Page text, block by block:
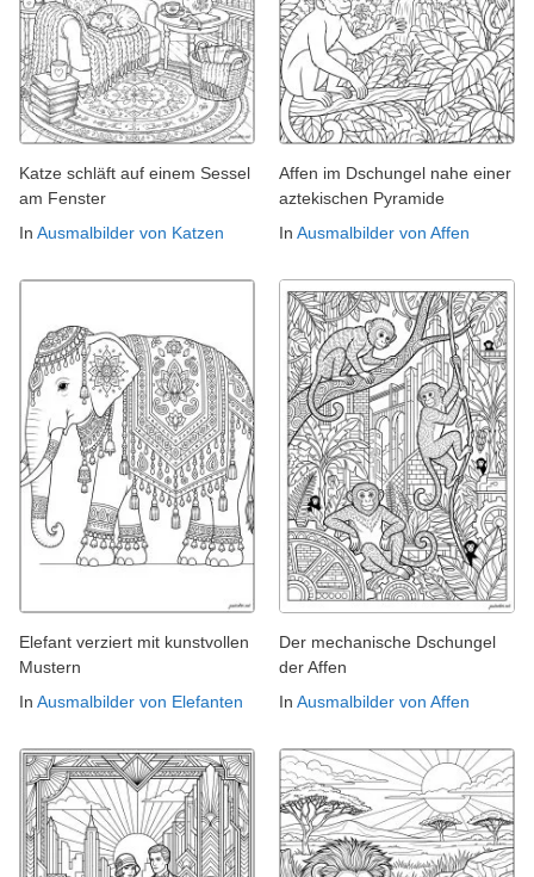
Katze schläft auf einem Sessel
am Fenster
In Ausmalbilder von Katzen
Affen im Dschungel nahe einer
aztekischen Pyramide
In Ausmalbilder von Affen
Elefant verziert mit kunstvollen
Mustern
In Ausmalbilder von Elefanten
Der mechanische Dschungel
der Affen
In Ausmalbilder von Affen